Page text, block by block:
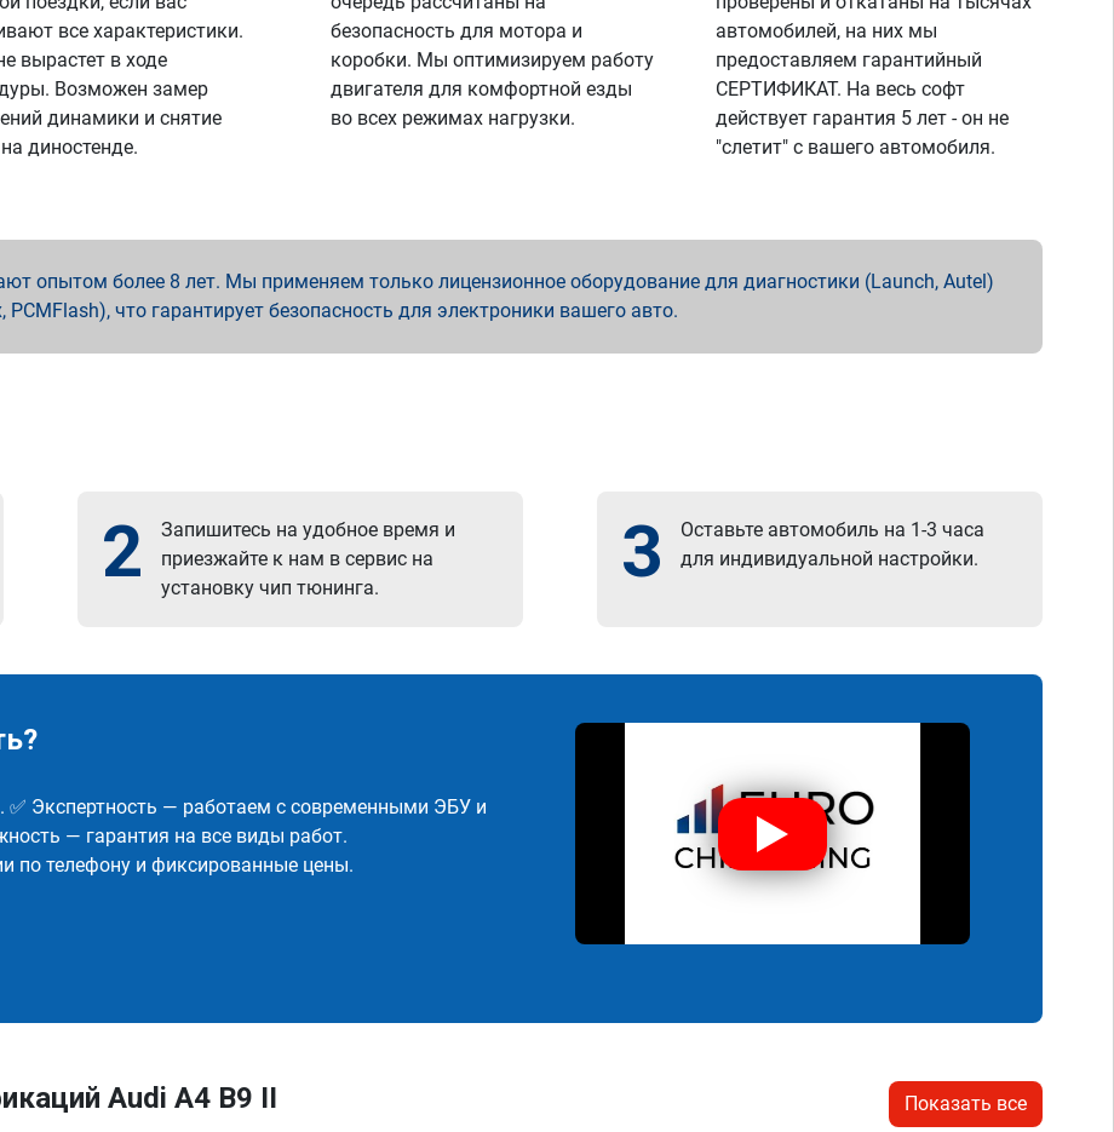
все характеристики.
вырастет в ходе
Возможен замер
динамики и снятие
диностенде.
безопасность для мотора и
коробки. Мы оптимизируем работу
двигателя для комфортной езды
во всех режимах нагрузки.
автомобилей, на них мы
предоставляем гарантийный
СЕРТИФИКАТ. На весь софт
действует гарантия 5 лет - он не
"слетит" с вашего автомобиля.
опытом более 8 лет. Мы применяем только лицензионное оборудование для диагностики (Launch, Autel)
что гарантирует безопасность для электроники вашего авто.
2
Запишитесь на удобное время и
приезжайте к нам в сервис на
установку чип тюнинга.
3
Оставьте автомобиль на 1-3 часа
для индивидуальной настройки.
✅ Экспертность — работаем с современными ЭБУ и
— гарантия на все виды работ.
по телефону и фиксированные цены.
Audi A4 B9 II Показать все